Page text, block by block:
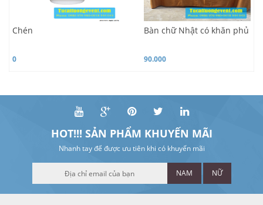
Chén
0
Bàn chữ Nhật có khăn phủ
90.000
HOT!!! SẢN PHẨM KHUYẾN MÃI
Nhanh tay để được ưu tiên khi có khuyến mãi
NAM NỮ